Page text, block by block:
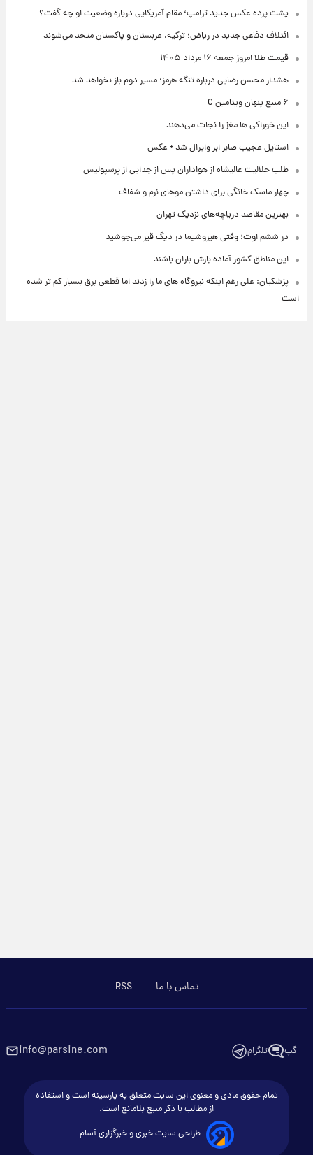
پشت پرده عکس جدید ترامپ؛ مقام آمریکایی درباره وضعیت او چه گفت؟
ائتلاف دفاعی جدید در ریاض؛ ترکیه، عربستان و پاکستان متحد می‌شوند
قیمت طلا امروز جمعه ۱۶ مرداد ۱۴۰۵
هشدار محسن رضایی درباره تنگه هرمز؛ مسیر دوم باز نخواهد شد
۶ منبع پنهان ویتامین C
این خوراکی ها مغز را نجات می‌دهند
استایل عجیب صابر ابر وایرال شد + عکس
طلب حلالیت عالیشاه از هواداران پس از جدایی از پرسپولیس
چهار ماسک خانگی برای داشتن موهای نرم و شفاف
بهترین مقاصد دریاچه‌های نزدیک تهران
در ششم اوت؛ وقتی هیروشیما در دیگ قیر می‌جوشید
این مناطق کشور آماده بارش باران باشند
پزشکیان: علی رغم اینکه نیروگاه های ما را زدند اما قطعی برق بسیار کم تر شده
است
تماس با ما RSS
گپ تلگرام info@parsine.com
تمام حقوق مادی و معنوی این سایت متعلق به پارسینه است و استفاده
از مطالب با ذکر منبع بلامانع است.
طراحی سایت خبری و خبرگزاری آسام